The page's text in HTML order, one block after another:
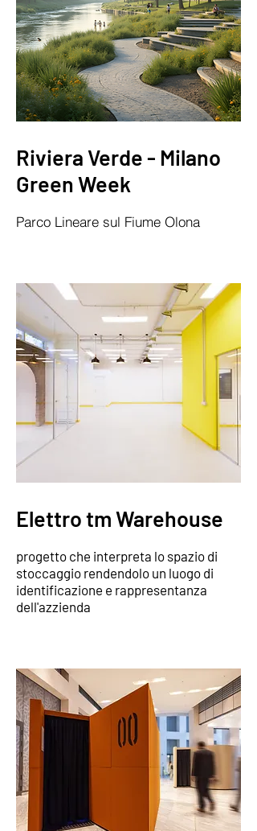
Riviera Verde - Milano
Green Week
Parco Lineare sul Fiume Olona
Elettro tm Warehouse
progetto che interpreta lo spazio di
stoccaggio rendendolo un luogo di
identificazione e rappresentanza
dell'azzienda